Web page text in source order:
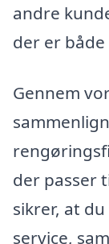
andre
der er
Gennem
der passer
sikrer, at
service,